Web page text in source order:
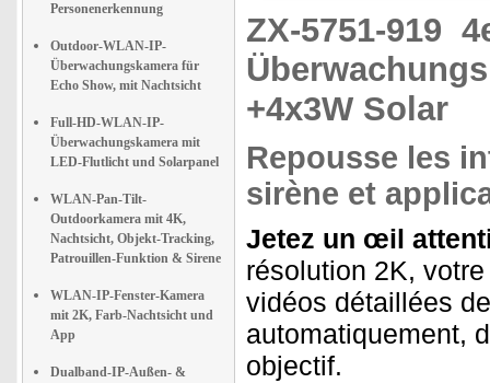
Personenerkennung
Outdoor-WLAN-IP-
Überwachungskamera für
Echo Show, mit Nachtsicht
Full-HD-WLAN-IP-
Überwachungskamera mit
LED-Flutlicht und Solarpanel
WLAN-Pan-Tilt-
Outdoorkamera mit 4K,
Nachtsicht, Objekt-Tracking,
Patrouillen-Funktion & Sirene
WLAN-IP-Fenster-Kamera
mit 2K, Farb-Nachtsicht und
App
Dualband-IP-Außen- &
ZX-5751-919
+4x3W Solar
Repousse les
sirène et
Jetez un œil
résolution 2K,
vidéos détaillées
automatiquement,
objectif.